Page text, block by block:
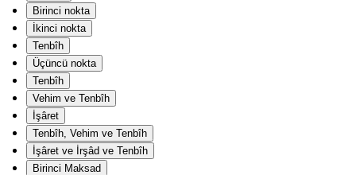
Birinci nokta
İkinci nokta
Tenbîh
Üçüncü nokta
Tenbîh
Vehim ve Tenbîh
İşâret
Tenbîh, Vehim ve Tenbîh
İşâret ve İrşâd ve Tenbîh
Birinci Maksad